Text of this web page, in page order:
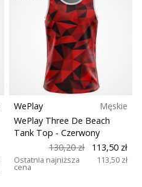
WePlay
Męskie
WePlay Three De Beach
Tank Top - Czerwony
130,20 zł
113,50 zł
Ostatnia najniższa
cena
113,50 zł